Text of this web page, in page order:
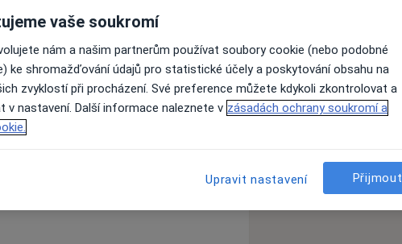
vaše soukromí
nám a našim partnerům používat soubory cookie (nebo podobné
ke shromažďování údajů pro statistické účely a poskytování obsahu na
zvyklostí při procházení. Své preference můžete kdykoli zkontrolovat a
v nastavení. Další informace naleznete v zásadách ochrany soukromí a
Upravit nastavení Přijmout